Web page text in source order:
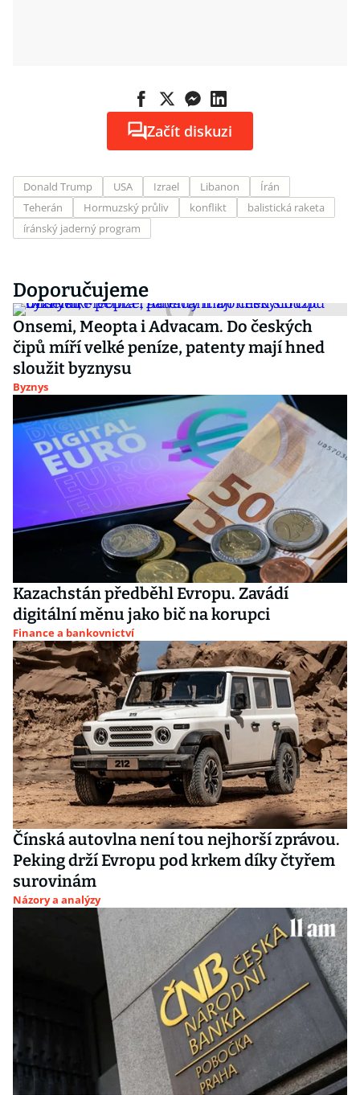
Začít diskuzi
Donald Trump USA Izrael Libanon
Írán
Teherán
Hormuzský průliv konflikt
balistická raketa
íránský jaderný program
Doporučujeme
Onsemi, Meopta i Advacam. Do českých
čipů míří velké peníze, patenty mají hned
sloužit byznysu
Byznys
Kazachstán předběhl Evropu. Zavádí
digitální měnu jako bič na korupci
Finance a bankovnictví
Čínská autovlna není tou nejhorší zprávou.
Peking drží Evropu pod krkem díky čtyřem
surovinám
Názory a analýzy